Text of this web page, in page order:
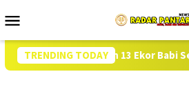
ke
Mobile
TRENDING TODAY
Pengadaan 13 Ekor Babi Sesuai